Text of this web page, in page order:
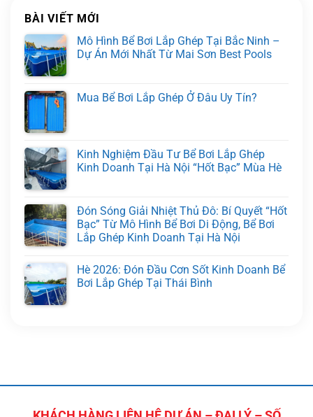
BÀI VIẾT MỚI
Mô Hình Bể Bơi Lắp Ghép Tại Bắc Ninh –
Dự Án Mới Nhất Từ Mai Sơn Best Pools
Mua Bể Bơi Lắp Ghép Ở Đâu Uy Tín?
Kinh Nghiệm Đầu Tư Bể Bơi Lắp Ghép
Kinh Doanh Tại Hà Nội “Hốt Bạc” Mùa Hè
Đón Sóng Giải Nhiệt Thủ Đô: Bí Quyết “Hốt
Bạc” Từ Mô Hình Bể Bơi Di Động, Bể Bơi
Lắp Ghép Kinh Doanh Tại Hà Nội
Hè 2026: Đón Đầu Cơn Sốt Kinh Doanh Bể
Bơi Lắp Ghép Tại Thái Bình